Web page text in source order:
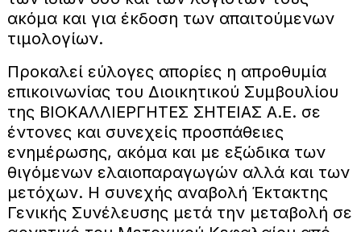
ακόμα και για έκδοση των απαιτούμενων
τιμολογίων.
Προκαλεί εύλογες απορίες η απροθυμία
επικοινωνίας του Διοικητικού Συμβουλίου
της ΒΙΟΚΑΛΛΙΕΡΓΗΤΕΣ ΣΗΤΕΙΑΣ Α.Ε. σε
έντονες και συνεχείς προσπάθειες
ενημέρωσης, ακόμα και με εξώδικα των
θιγόμενων ελαιοπαραγωγών αλλά και των
μετόχων. Η συνεχής αναβολή Έκτακτης
Γενικής Συνέλευσης μετά την μεταβολή σε